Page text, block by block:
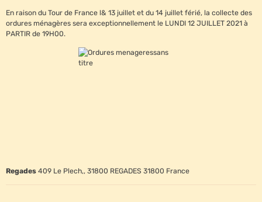
En raison du Tour de France l& 13 juillet et du 14 juillet férié, la collecte des
ordures ménagères sera exceptionnellement le LUNDI 12 JUILLET 2021 à
PARTIR de 19H00.
Regades 409 Le Plech,, 31800 REGADES 31800 France